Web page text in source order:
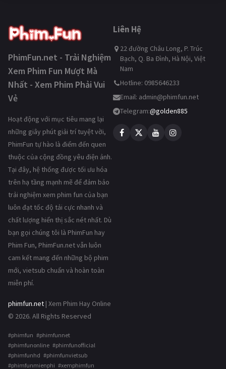
PhimFun.net - Trải Nghiệm
Xem Phim Fun Mượt Mà
Nhất - Xem Phim Phải Vui
Vẻ
Hoạt động với mục tiêu mang lại
những giây phút giải trí tuyệt vời,
PhimFun tự hào là điểm đến quen
thuộc của cộng đồng yêu điện ảnh.
Tại đây, hệ thống được tối ưu hóa
trên hạ tầng mạnh mẽ để đảm bảo
trải nghiệm xem phim fun của bạn
luôn đạt tốc độ tải cực nhanh và
chất lượng hiển thị sắc nét nhất. Dù
bạn gọi chúng tôi là PhimFun hay
Phim Fun, PhimFun.net vẫn luôn
cam kết mang đến những bộ phim
mới, vietsub chuẩn và hoàn toàn
miễn phí.
phimfun.net | Xem Phim Hay Online
© 2026. All Rights Reserved
#phimfun #phimfunnet
#phimfunonline #phimfunofficial
#phimfunhd #phimfunvietsub
#phimfunmienphi #xemphimfun
Liên Hệ
22 đường Châu Long, P. Trúc
Bạch, Q. Ba Đình, Hà Nội, Việt
Nam
Hotline: 0985646233
Email: admin@phimfun.net
Telegram:@golden885